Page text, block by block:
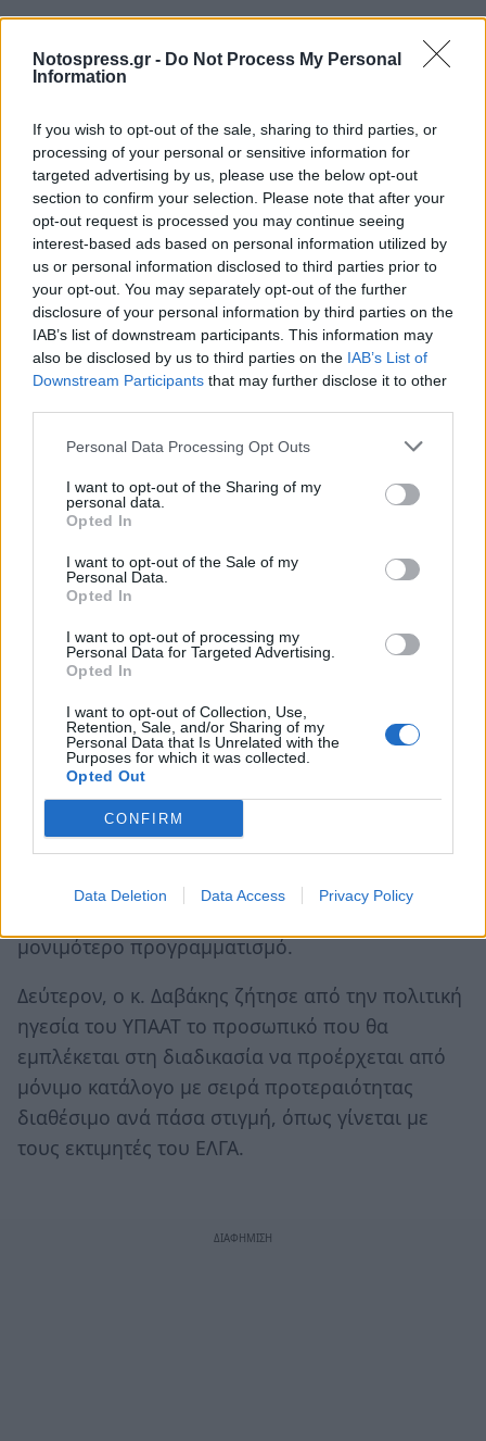
Notospress.gr - Do Not Process My Personal
Information
If you wish to opt-out of the sale, sharing to third parties, or
processing of your personal or sensitive information for
targeted advertising by us, please use the below opt-out
section to confirm your selection. Please note that after your
opt-out request is processed you may continue seeing
interest-based ads based on personal information utilized by
us or personal information disclosed to third parties prior to
your opt-out. You may separately opt-out of the further
disclosure of your personal information by third parties on the
IAB’s list of downstream participants. This information may
also be disclosed by us to third parties on the IAB’s List of
Downstream Participants that may further disclose it to other
Personal Data Processing Opt Outs
I want to opt-out of the Sharing of my
personal data.
Opted In
I want to opt-out of the Sale of my
Personal Data.
Opted In
I want to opt-out of processing my
Personal Data for Targeted Advertising.
Opted In
I want to opt-out of Collection, Use,
Retention, Sale, and/or Sharing of my
Personal Data that Is Unrelated with the
Purposes for which it was collected.
Opted Out
CONFIRM
Data Deletion Data Access Privacy Policy
Στη συνέχεια της ομιλίας του ο κ. Δαβάκης
επικεντρώθηκε στην τροπολογία που έφερε
σήμερα ο Υπουργός Αγροτικής Ανάπτυξης κ.
Αραχωβίτης σχετικά με την αλλαγή του νομικού
πλαισίου της δακοκτονίας.
Αφού δήλωσε ότι συμφωνεί με τη συγκεκριμένη
τροπολογία, η οποία δίνει τη δυνατότητα
μεταφέρει την αρμοδιότητα για την προμήθεια
των υλικών και των φαρμάκων στο υπουργείο
Αγροτικής Ανάπτυξης, ζήτησε από τον κ.
Αραχωβίτη τα ακόλουθα:
Πρώτον, να υπάρξει ριζική αλλαγή του
νομοθετικού πλαισίου διενέργειας του
διαγωνισμού με σταθερό χρονικό ορίζοντα και
την απλοποίηση της διαδικασίας ώστε οι
μονιμότερο προγραμματισμό.
Δεύτερον, ο κ. Δαβάκης ζήτησε από την πολιτική
ηγεσία του ΥΠΑΑΤ το προσωπικό που θα
εμπλέκεται στη διαδικασία να προέρχεται από
μόνιμο κατάλογο με σειρά προτεραιότητας
διαθέσιμο ανά πάσα στιγμή, όπως γίνεται με
τους εκτιμητές του ΕΛΓΑ.